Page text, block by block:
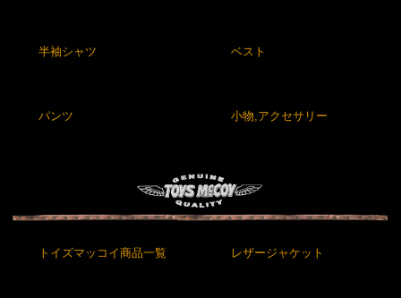
半袖シャツ ベスト
パンツ 小物,アクセサリー
トイズマッコイ商品一覧 レザージャケット